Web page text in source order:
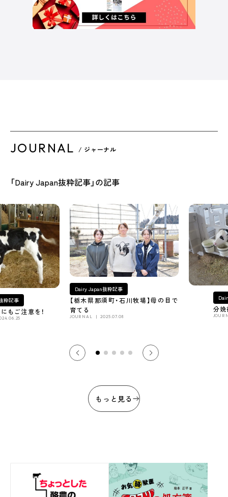
JOURNAL / ジャーナル
「Dairy Japan抜粋記事」の記事
粋記事
もご注意を！
Dairy Japan抜粋記事
【栃木県那須町・石川牧場】母の目で
育てる
JOURNAL 2025.07.08
分
もっと見る